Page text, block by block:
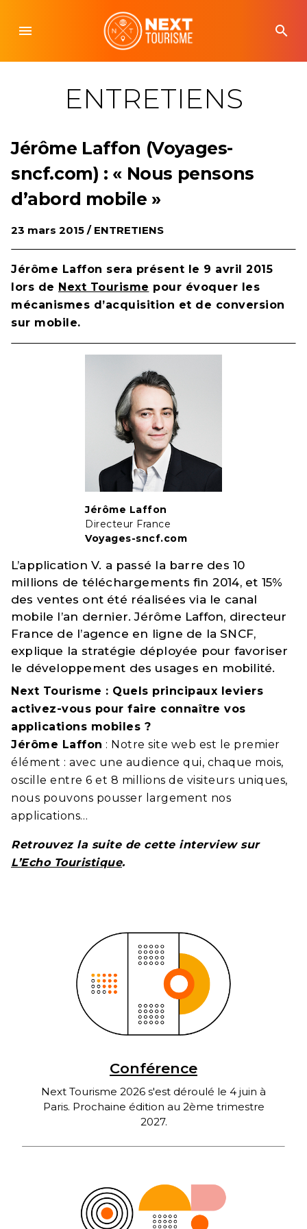
content
menu search
ENTRETIENS
Jérôme Laffon (Voyages-
sncf.com) : « Nous pensons
d’abord mobile »
23 mars 2015 / ENTRETIENS
Jérôme Laffon sera présent le 9 avril 2015
lors de Next Tourisme pour évoquer les
mécanismes d’acquisition et de conversion
sur mobile.
Jérôme Laffon
Directeur France
Voyages-sncf.com
L’application V. a passé la barre des 10
millions de téléchargements fin 2014, et 15%
des ventes ont été réalisées via le canal
mobile l’an dernier. Jérôme Laffon, directeur
France de l’agence en ligne de la SNCF,
explique la stratégie déployée pour favoriser
le développement des usages en mobilité.
Next Tourisme : Quels principaux leviers
activez-vous pour faire connaître vos
applications mobiles ?
Jérôme Laffon : Notre site web est le premier
élément : avec une audience qui, chaque mois,
oscille entre 6 et 8 millions de visiteurs uniques,
nous pouvons pousser largement nos
applications…
Retrouvez la suite de cette interview sur
L’Echo Touristique.
Conférence
Next Tourisme 2026 s'est déroulé le 4 juin à
Paris. Prochaine édition au 2ème trimestre
2027.